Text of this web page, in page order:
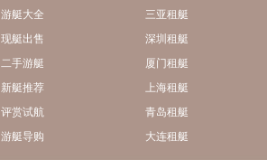
游艇大全
现艇出售
二手游艇
新艇推荐
评赏试航
游艇导购
三亚租艇
深圳租艇
厦门租艇
上海租艇
青岛租艇
大连租艇